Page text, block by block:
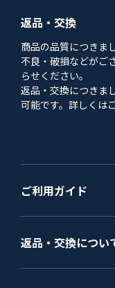
返品・交換
商品の品質につきま
不良・破損などがご
らせください。
返品・交換につきま
可能です。詳しくは
ご利用ガイド
返品・交換につい